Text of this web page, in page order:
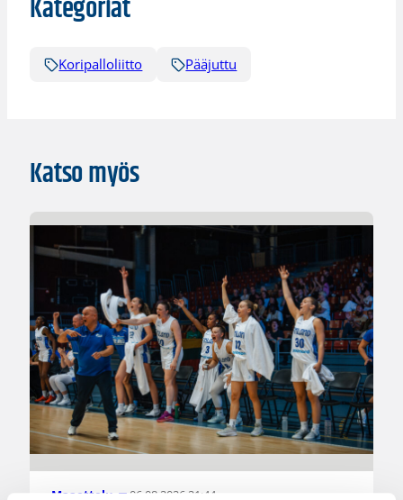
Kategoriat
Koripalloliitto Pääjuttu
Katso myös
Maaottelu 06.08.2026 21:44